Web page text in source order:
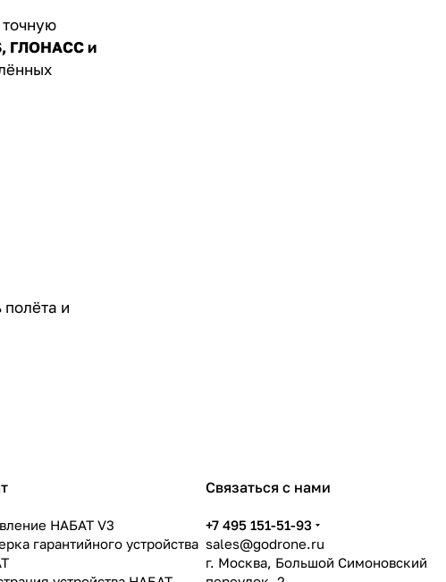
ГЛОНАСС и
полёта и
НАБАТ V3
гарантийного устройства
Связаться с нами
+7 495 151-51-93
sales@godrone.ru
г. Москва, Большой Симоновский